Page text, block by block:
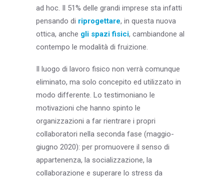
ad hoc. Il 51% delle grandi imprese sta infatti
pensando di riprogettare, in questa nuova
ottica, anche gli spazi fisici, cambiandone al
contempo le modalità di fruizione.
Il luogo di lavoro fisico non verrà comunque
eliminato, ma solo concepito ed utilizzato in
modo differente. Lo testimoniano le
motivazioni che hanno spinto le
organizzazioni a far rientrare i propri
collaboratori nella seconda fase (maggio-
giugno 2020): per promuovere il senso di
appartenenza, la socializzazione, la
collaborazione e superare lo stress da